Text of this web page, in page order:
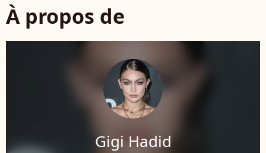
À propos de
Gigi Hadid